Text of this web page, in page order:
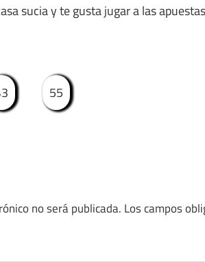
sucia y te gusta jugar a las
55
no será publicada. Los campos